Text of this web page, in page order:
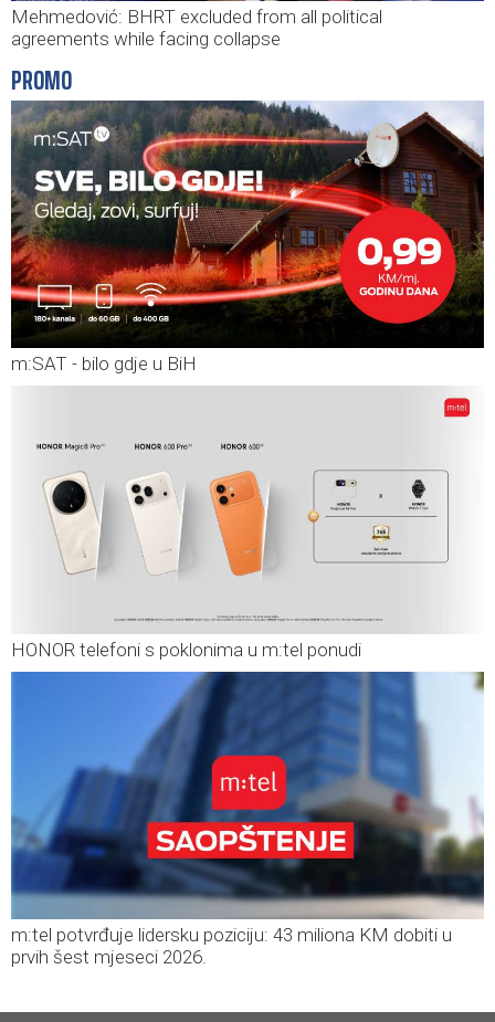
Mehmedović: BHRT excluded from all political
agreements while facing collapse
PROMO
m:SAT - bilo gdje u BiH
HONOR telefoni s poklonima u m:tel ponudi
m:tel potvrđuje lidersku poziciju: 43 miliona KM dobiti u
prvih šest mjeseci 2026.